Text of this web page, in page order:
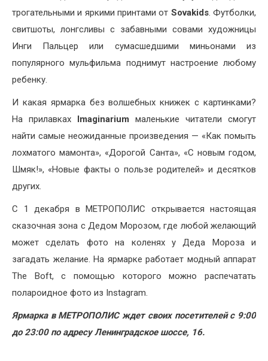
трогательными и яркими принтами от Sovakids. Футболки,
свитшоты, лонгсливы с забавными совами художницы
Инги Пальцер или сумасшедшими миньонами из
популярного мульфильма поднимут настроение любому
ребенку.
И какая ярмарка без волшебных книжек с картинками?
На прилавках Imaginarium маленькие читатели смогут
найти самые неожиданные произведения — «Как помыть
лохматого мамонта», «Дорогой Санта», «С новым годом,
Шмяк!», «Новые факты о пользе родителей» и десятков
других.
С 1 декабря в МЕТРОПОЛИС открывается настоящая
сказочная зона с Дедом Морозом, где любой желающий
может сделать фото на коленях у Деда Мороза и
загадать желание. На ярмарке работает модный аппарат
The Boft, с помощью которого можно распечатать
полароидное фото из Instagram.
Ярмарка в МЕТРОПОЛИС ждет своих посетителей с 9:00
до 23:00 по адресу Ленинградское шоссе, 16.